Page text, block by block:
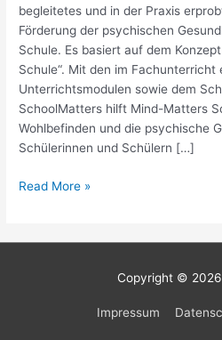
begleitetes und in der Praxis
Förderung der psychischen
Schule. Es basiert auf dem
Schule“. Mit den im Fachunterricht
Unterrichtsmodulen sowie dem
SchoolMatters hilft Mind-Matters
Wohlbefinden und die psychische
Schülerinnen und Schülern […]
Schule
entwickeln
Read More »
Copyright © 2026
Impressum